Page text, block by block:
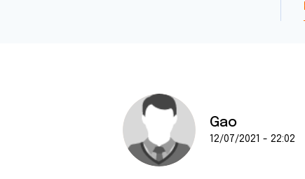
Gao
12/07/2021 - 22:02